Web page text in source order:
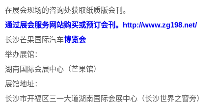
在展会现场的咨询处获取纸质版会刊。
通过展会服务网站购买或预订会刊。 http://www.zg198.net/
长沙芒果国际汽车博览会
举办展馆：
湖南国际会展中心（芒果馆）
展馆地址：
长沙市开福区三一大道湖南国际会展中心（长沙世界之窗旁）